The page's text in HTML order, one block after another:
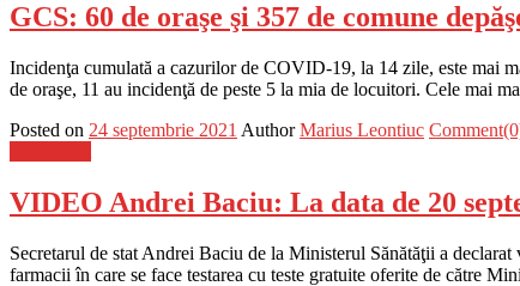
GCS: 60 de oraşe şi 357 de comune
Incidenţa cumulată a cazurilor de COVID-19, la 14 zile, este mai
de oraşe, 11 au incidenţă de peste 5 la mia de locuitori. Cele
Posted on 24 septembrie 2021 Author Marius Leontiuc
VIDEO Andrei Baciu: La data de 20
Secretarul de stat Andrei Baciu de la Ministerul Sănătăţii a
farmacii în care se face testarea cu teste gratuite oferite de către